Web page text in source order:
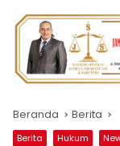
Beranda Berita
Berita Hukum